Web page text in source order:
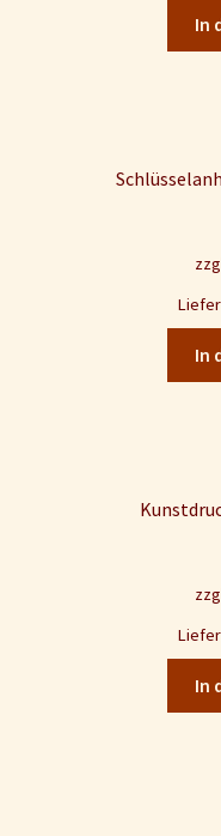
In
In
In